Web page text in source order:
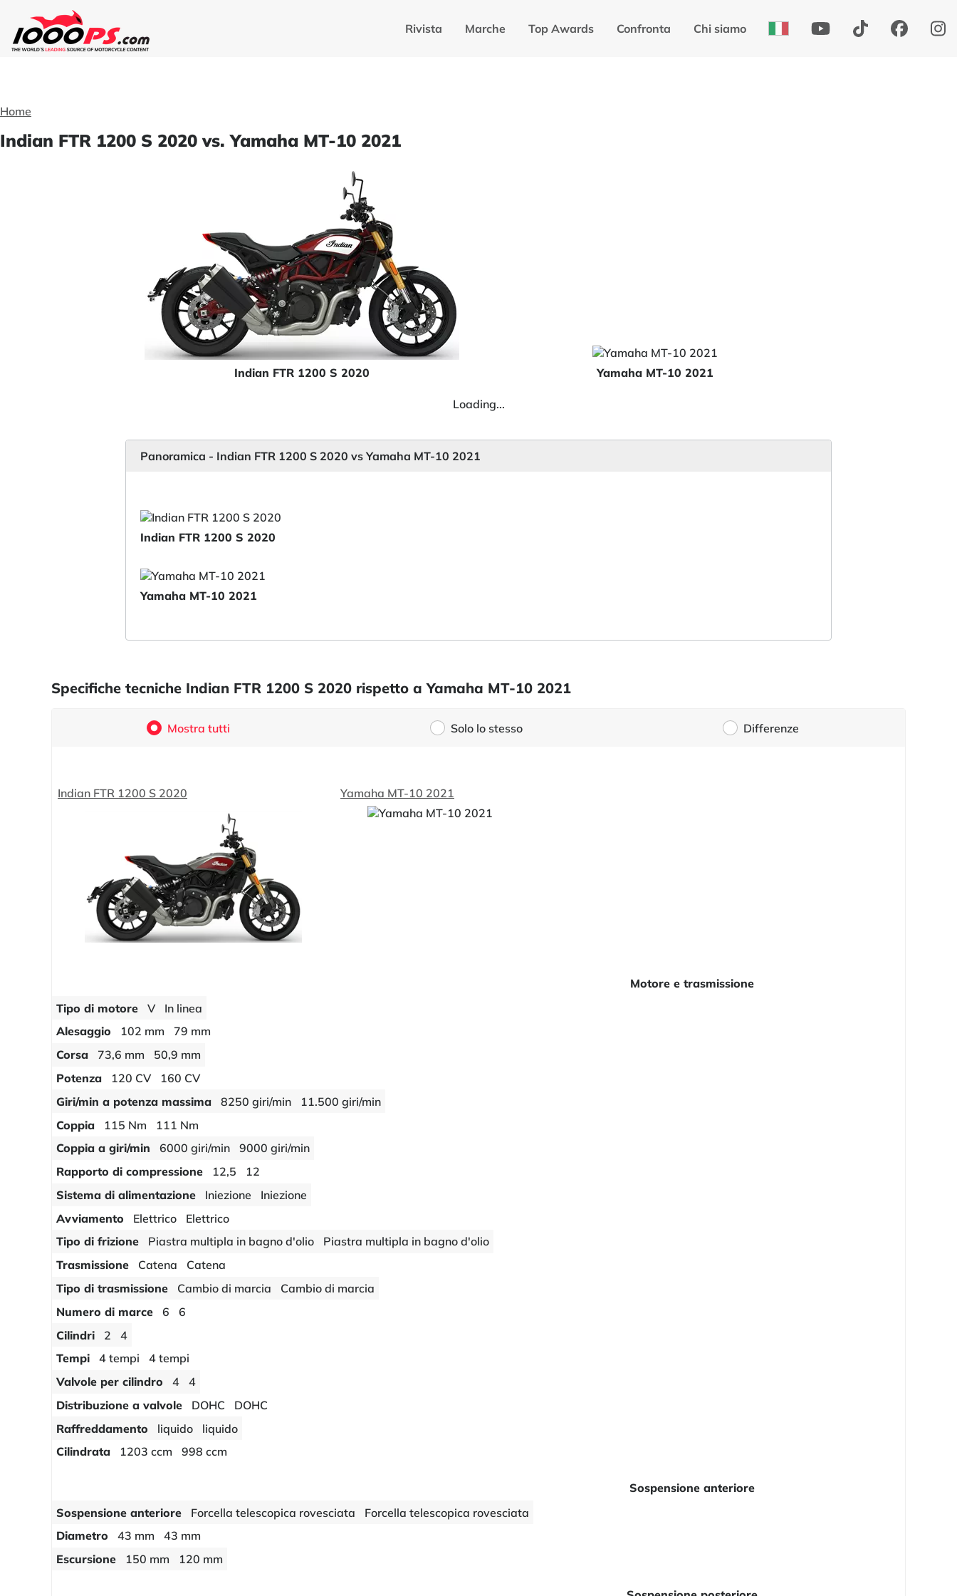
Rivista Marche Top Awards Confronta Chi siamo
Home
Indian FTR 1200 S 2020 vs. Yamaha MT-10 2021
Indian FTR 1200 S 2020 Yamaha MT-10 2021
Loading...
Panoramica - Indian FTR 1200 S 2020 vs Yamaha MT-10 2021
Indian FTR 1200 S 2020
Yamaha MT-10 2021
Specifiche tecniche Indian FTR 1200 S 2020 rispetto a Yamaha MT-10 2021
Mostra tutti Solo lo stesso Differenze
Indian FTR 1200 S 2020 Yamaha MT-10 2021
Motore e trasmissione
Tipo di motore
V
In linea
Alesaggio
102 mm
79 mm
Corsa
73,6 mm
50,9 mm
Potenza
120 CV
160 CV
Giri/min a potenza massima
8250 giri/min
11.500 giri/min
Coppia
115 Nm
111 Nm
Coppia a giri/min
6000 giri/min
9000 giri/min
Rapporto di compressione
12,5
12
Sistema di alimentazione
Iniezione
Iniezione
Avviamento
Elettrico
Elettrico
Tipo di frizione
Piastra multipla in bagno d'olio
Piastra multipla in bagno d'olio
Trasmissione
Catena
Catena
Tipo di trasmissione
Cambio di marcia
Cambio di marcia
Numero di marce
6
6
Cilindri
2
4
Tempi
4 tempi
4 tempi
Valvole per cilindro
4
4
Distribuzione a valvole
DOHC
DOHC
Raffreddamento
liquido
liquido
Cilindrata
1203 ccm 998 ccm
Sospensione anteriore
Sospensione anteriore
Forcella telescopica rovesciata
Forcella telescopica rovesciata
Diametro
43 mm
43 mm
Escursione
150 mm 120 mm